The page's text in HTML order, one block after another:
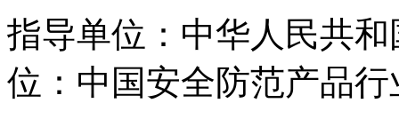
指导单位：中华人民共
位：中国安全防范产品行